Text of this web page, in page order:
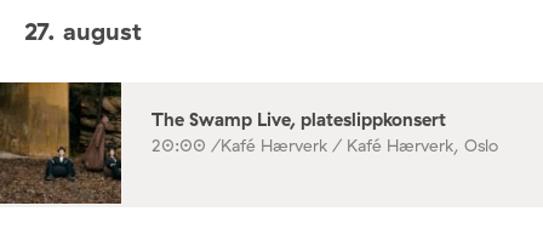
27. august
The Swamp Live, plateslippkonsert
20:00 /Kafé Hærverk / Kafé Hærverk, Oslo